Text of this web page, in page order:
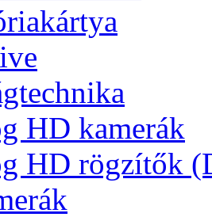
HD kamerák
HD rögzítők